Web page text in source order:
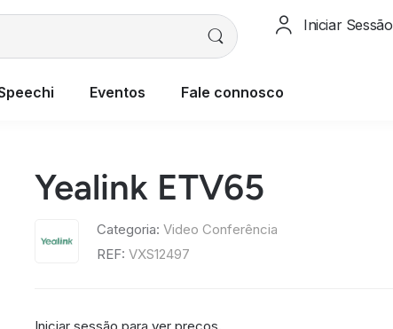
Iniciar Sessão
Eventos Fale connosco
Yealink ETV65
Categoria: Video Conferência
REF: VXS12497